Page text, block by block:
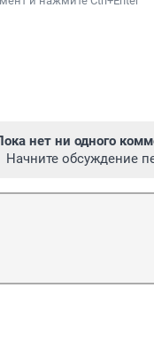
нет ни одного
Начните обсуждение